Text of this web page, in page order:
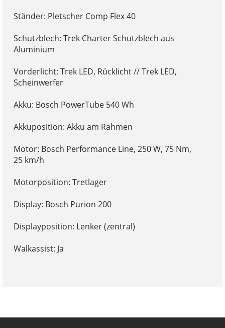
Ständer: Pletscher Comp Flex 40
Schutzblech: Trek Charter Schutzblech aus
Aluminium
Vorderlicht: Trek LED, Rücklicht // Trek LED,
Scheinwerfer
Akku: Bosch PowerTube 540 Wh
Akkuposition: Akku am Rahmen
Motor: Bosch Performance Line, 250 W, 75 Nm,
25 km/h
Motorposition: Tretlager
Display: Bosch Purion 200
Displayposition: Lenker (zentral)
Walkassist: Ja